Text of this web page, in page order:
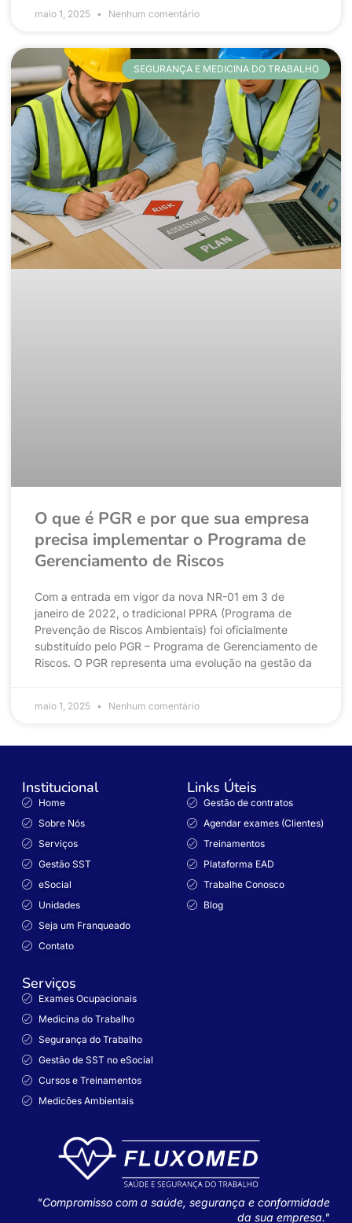
maio 1, 2025 Nenhum comentário
SEGURANÇA E MEDICINA DO TRABALHO
O que é PGR e por que sua empresa
precisa implementar o Programa de
Gerenciamento de Riscos
Com a entrada em vigor da nova NR-01 em 3 de
janeiro de 2022, o tradicional PPRA (Programa de
Prevenção de Riscos Ambientais) foi oficialmente
substituído pelo PGR – Programa de Gerenciamento de
Riscos. O PGR representa uma evolução na gestão da
maio 1, 2025 Nenhum comentário
Institucional
Home
Sobre Nós
Serviços
Gestão SST
eSocial
Unidades
Seja um Franqueado
Contato
Links Úteis
Gestão de contratos
Agendar exames (Clientes)
Treinamentos
Plataforma EAD
Trabalhe Conosco
Blog
Serviços
Exames Ocupacionais
Medicina do Trabalho
Segurança do Trabalho
Gestão de SST no eSocial
Cursos e Treinamentos
Medicões Ambientais
"Compromisso com a saúde, segurança e conformidade
da sua empresa."